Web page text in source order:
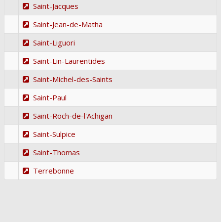
Saint-Jacques
Saint-Jean-de-Matha
Saint-Liguori
Saint-Lin-Laurentides
Saint-Michel-des-Saints
Saint-Paul
Saint-Roch-de-l'Achigan
Saint-Sulpice
Saint-Thomas
Terrebonne